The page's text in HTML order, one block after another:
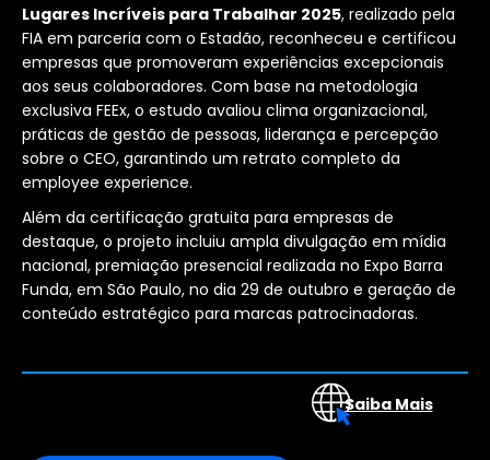
Lugares Incríveis para Trabalhar 2025, realizado pela
FIA em parceria com o Estadão, reconheceu e certificou
empresas que promoveram experiências excepcionais
aos seus colaboradores. Com base na metodologia
exclusiva FEEx, o estudo avaliou clima organizacional,
práticas de gestão de pessoas, liderança e percepção
sobre o CEO, garantindo um retrato completo da
employee experience.
Além da certificação gratuita para empresas de
destaque, o projeto incluiu ampla divulgação em mídia
nacional, premiação presencial realizada no Expo Barra
Funda, em São Paulo, no dia 29 de outubro e geração de
conteúdo estratégico para marcas patrocinadoras.
Saiba Mais